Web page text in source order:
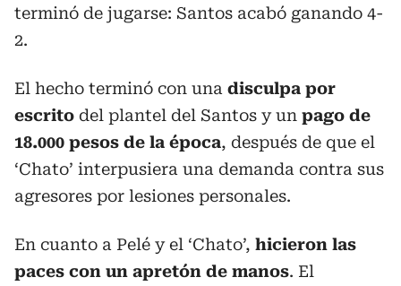
terminó de jugarse: Santos acabó ganando 4-
2.
El hecho terminó con una disculpa por
escrito del plantel del Santos y un pago de
18.000 pesos de la época, después de que el
‘Chato’ interpusiera una demanda contra sus
agresores por lesiones personales.
En cuanto a Pelé y el ‘Chato’, hicieron las
paces con un apretón de manos. El